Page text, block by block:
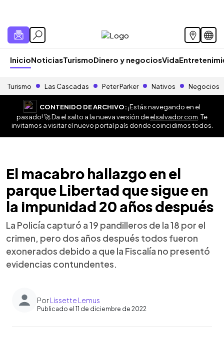
InicioNoticiasTurismoDinero y negociosVida
Turismo Las Cascadas Peter Parker Nativos Negocios
CONTENIDO DE ARCHIVO:¡Estás navegando en el
pasado! 🚀 Da el salto a la nueva versión deelsalvador.com . Te
invitamos a visitar el nuevo portal país donde coincidimos todos.
El macabro hallazgo en el
parque Libertad que sigue en
la impunidad 20 años después
La Policía capturó a 19 pandilleros de la 18 por el
crimen, pero dos años después todos fueron
exonerados debido a que la Fiscalía no presentó
evidencias contundentes.
PorLissette Lemus
Publicado el 11 de diciembre de 2022